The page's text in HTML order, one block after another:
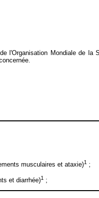
l'Organisation Mondiale de
musculaires et ataxie)1 ;
et diarrhée)1 ;